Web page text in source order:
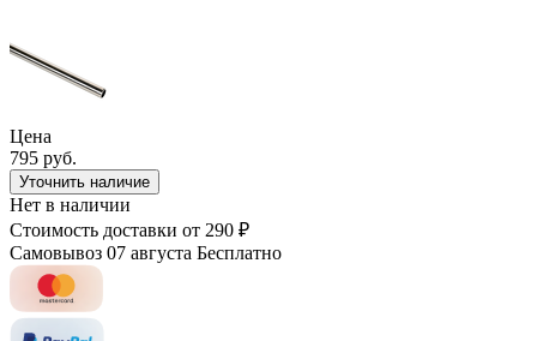
Цена
795 руб.
Уточнить наличие
Нет в наличии
Стоимость доставки от 290 ₽
Самовывоз 07 августа Бесплатно